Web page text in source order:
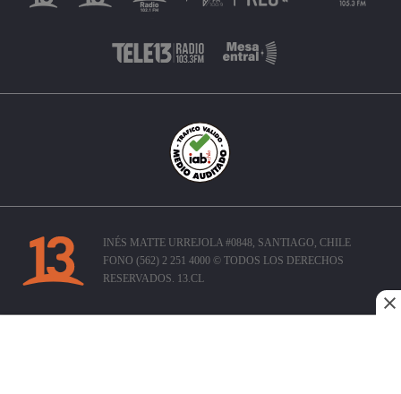
INÉS MATTE URREJOLA #0848, SANTIAGO, CHILE
FONO (562) 2 251 4000 © TODOS LOS DERECHOS
RESERVADOS. 13.CL